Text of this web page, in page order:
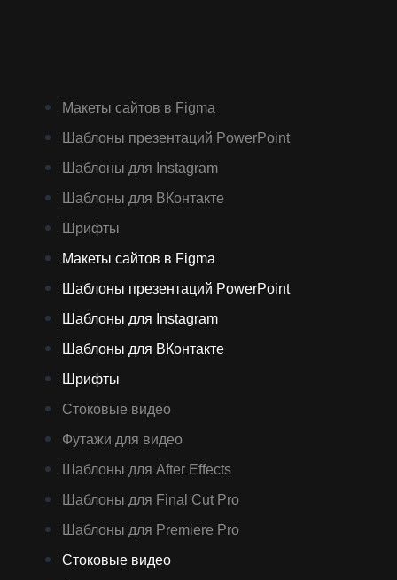
Макеты сайтов в Figma
Шаблоны презентаций PowerPoint
Шаблоны для Instagram
Шаблоны для ВКонтакте
Шрифты
Макеты сайтов в Figma
Шаблоны презентаций PowerPoint
Шаблоны для Instagram
Шаблоны для ВКонтакте
Шрифты
Стоковые видео
Футажи для видео
Шаблоны для After Effects
Шаблоны для Final Cut Pro
Шаблоны для Premiere Pro
Стоковые видео